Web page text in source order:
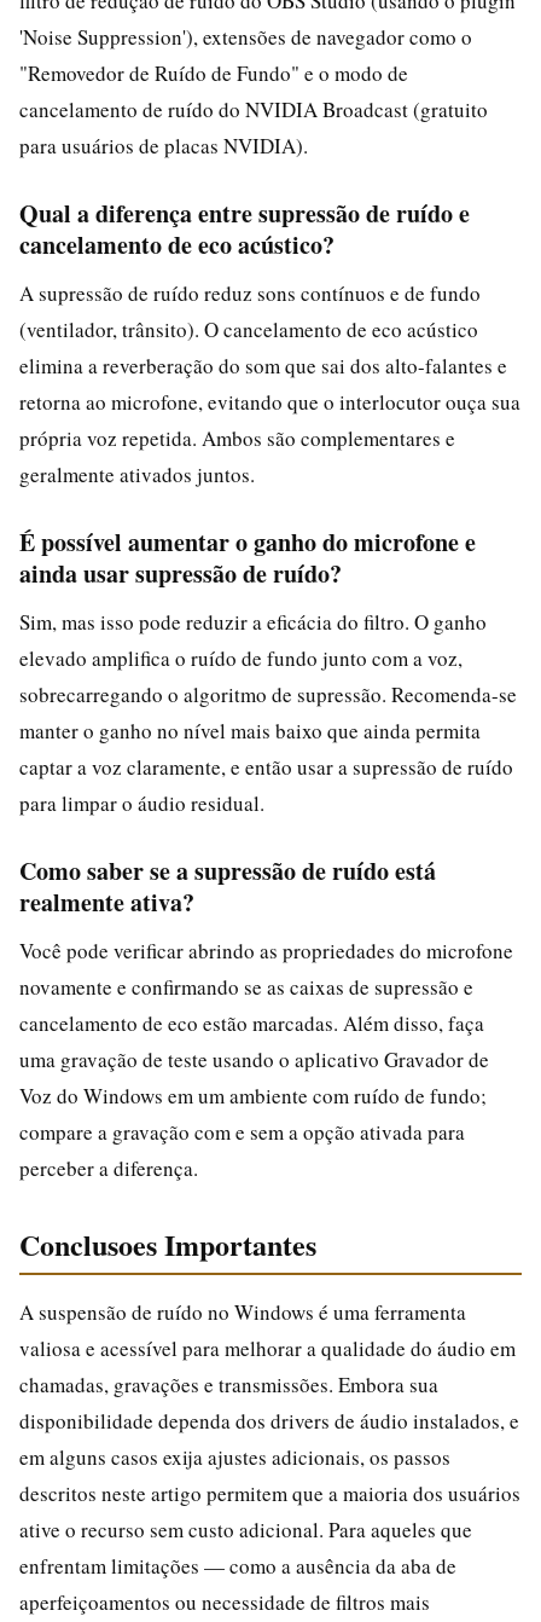
'Noise Suppression'), extensões de navegador como o
"Removedor de Ruído de Fundo" e o modo de
cancelamento de ruído do NVIDIA Broadcast (gratuito
para usuários de placas NVIDIA).
Qual a diferença entre supressão de ruído e
cancelamento de eco acústico?
A supressão de ruído reduz sons contínuos e de fundo
(ventilador, trânsito). O cancelamento de eco acústico
elimina a reverberação do som que sai dos alto-falantes e
retorna ao microfone, evitando que o interlocutor ouça sua
própria voz repetida. Ambos são complementares e
geralmente ativados juntos.
É possível aumentar o ganho do microfone e
ainda usar supressão de ruído?
Sim, mas isso pode reduzir a eficácia do filtro. O ganho
elevado amplifica o ruído de fundo junto com a voz,
sobrecarregando o algoritmo de supressão. Recomenda-se
manter o ganho no nível mais baixo que ainda permita
captar a voz claramente, e então usar a supressão de ruído
para limpar o áudio residual.
Como saber se a supressão de ruído está
realmente ativa?
Você pode verificar abrindo as propriedades do microfone
novamente e confirmando se as caixas de supressão e
cancelamento de eco estão marcadas. Além disso, faça
uma gravação de teste usando o aplicativo Gravador de
Voz do Windows em um ambiente com ruído de fundo;
compare a gravação com e sem a opção ativada para
perceber a diferença.
Conclusoes Importantes
A suspensão de ruído no Windows é uma ferramenta
valiosa e acessível para melhorar a qualidade do áudio em
chamadas, gravações e transmissões. Embora sua
disponibilidade dependa dos drivers de áudio instalados, e
em alguns casos exija ajustes adicionais, os passos
descritos neste artigo permitem que a maioria dos usuários
ative o recurso sem custo adicional. Para aqueles que
enfrentam limitações — como a ausência da aba de
aperfeiçoamentos ou necessidade de filtros mais